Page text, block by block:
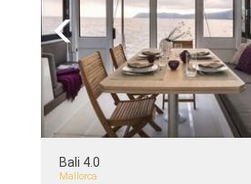
Previous
Bali 4.0
Mallorca